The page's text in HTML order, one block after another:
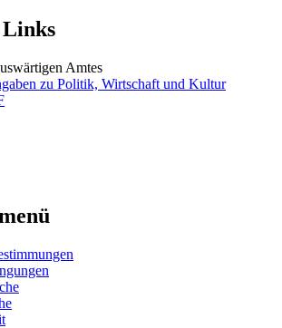
Links
Amtes
zu Politik, Wirtschaft und Kultur